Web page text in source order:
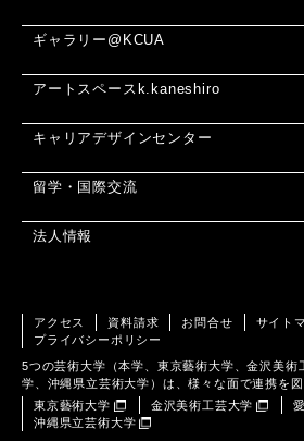
ギャラリー@KCUA
アートスペースk.kaneshiro
キャリアデザインセンター
留学・国際交流
法人情報
アクセス 資料請求 お問合せ
サイト
プライバシーポリシー
5つの芸術大学（本学、東京藝術大学、金沢美術
学、沖縄県立芸術大学）は、様々な面で連携を図
東京藝術大学
金沢美術工芸大学
沖縄県立芸術大学